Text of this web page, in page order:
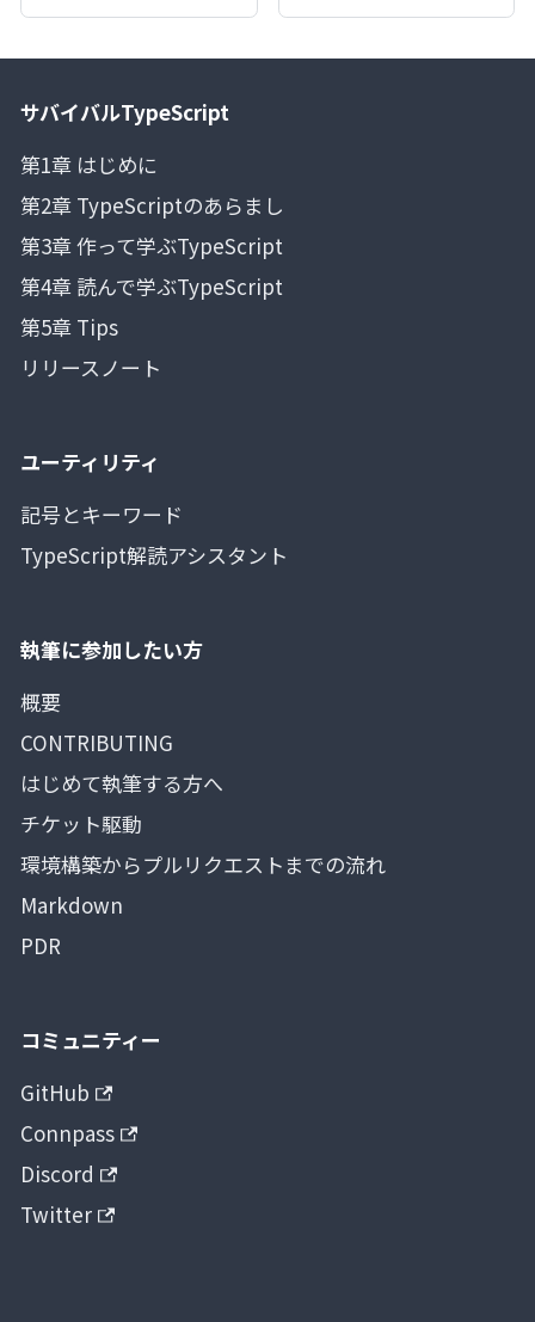
サバイバルTypeScript
第1章 はじめに
第2章 TypeScriptのあらまし
第3章 作って学ぶTypeScript
第4章 読んで学ぶTypeScript
第5章 Tips
リリースノート
ユーティリティ
記号とキーワード
TypeScript解読アシスタント
執筆に参加したい方
概要
CONTRIBUTING
はじめて執筆する方へ
チケット駆動
環境構築からプルリクエストまでの流れ
Markdown
PDR
コミュニティー
GitHub
Connpass
Discord
Twitter